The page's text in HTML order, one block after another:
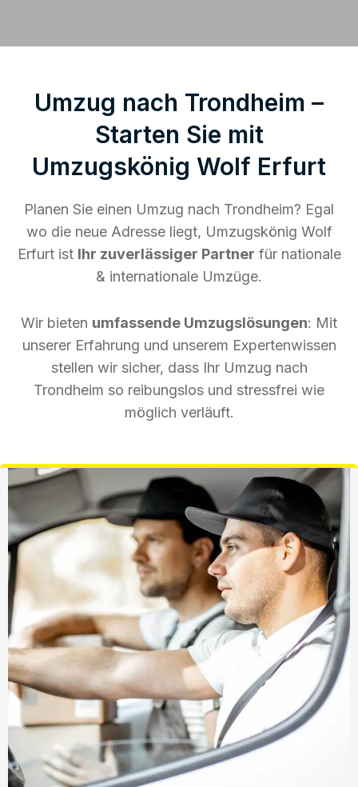
Umzug nach Trondheim –
Starten Sie mit
Umzugskönig Wolf Erfurt
Planen Sie einen Umzug nach Trondheim? Egal
wo die neue Adresse liegt, Umzugskönig Wolf
Erfurt ist Ihr zuverlässiger Partner für nationale
& internationale Umzüge.
Wir bieten umfassende Umzugslösungen: Mit
unserer Erfahrung und unserem Expertenwissen
stellen wir sicher, dass Ihr Umzug nach
Trondheim so reibungslos und stressfrei wie
möglich verläuft.